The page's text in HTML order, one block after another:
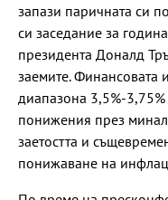
запази паричната си
си заседание за
президента Доналд
заемите. Финансовата
диапазона 3,5%-
понижения през
заетостта и
понижаване на